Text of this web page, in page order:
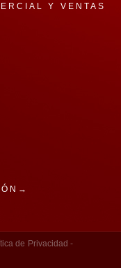
Y VENTAS
de Privacidad -